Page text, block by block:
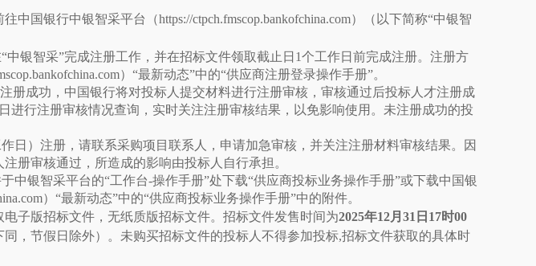
往中国银行中银智采平台（https://ctpch.fmscop.bankofchina.com）（以下简称“中银智
“中银智采”完成注册工作，并在招标文件领取截止日1个工作日前完成注册。注册方
）“最新动态”中的“供应商注册登录操作手册”。
册成功，中国银行将对投标人提交材料进行注册审核，审核通过后投标人才注册成
进行注册审核情况查询，实时关注注册审核结果，以免影响使用。未注册成功的投
日）注册，请联系采购项目联系人，申请加急审核，并关注注册材料审核结果。因
册审核通过，所造成的影响由投标人自行承担。
中银智采平台的“工作台-操作手册”处下载“供应商投标业务操作手册”或下载中国银
）“最新动态”中的“供应商投标业务操作手册”中的附件。
电子版招标文件，无纸质版招标文件。招标文件发售时间为2025年12月31日17时00
同，节假日除外）。未购买招标文件的投标人不得参加投标,招标文件获取的具体时